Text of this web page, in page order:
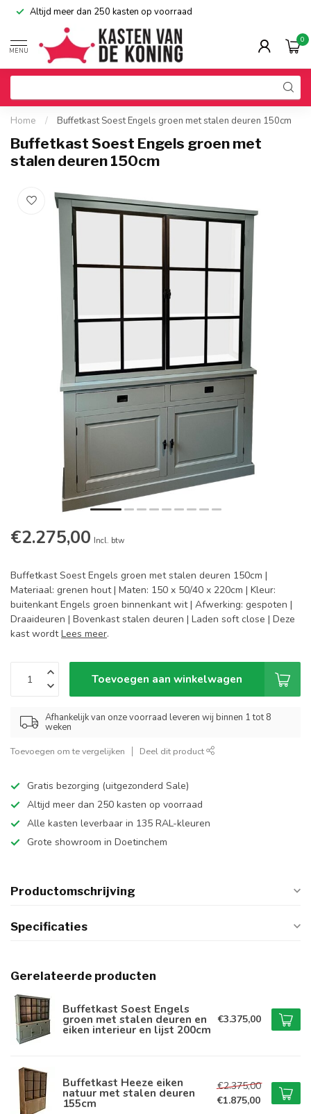
Altijd meer dan 250 kasten op voorraad
MENU
0
Home / Buffetkast Soest Engels groen met stalen deuren 150cm
Buffetkast Soest Engels groen met
stalen deuren 150cm
€2.275,00 Incl. btw
Buffetkast Soest Engels groen met stalen deuren 150cm |
Materiaal: grenen hout | Maten: 150 x 50/40 x 220cm | Kleur:
buitenkant Engels groen binnenkant wit | Afwerking: gespoten |
Draaideuren | Bovenkast stalen deuren | Laden soft close | Deze
kast wordtLees meer.
Toevoegen aan winkelwagen
Afhankelijk van onze voorraad leveren wij binnen 1 tot 8
weken
Toevoegen om te vergelijken Deel dit product
Gratis bezorging (uitgezonderd Sale)
Altijd meer dan 250 kasten op voorraad
Alle kasten leverbaar in 135 RAL-kleuren
Grote showroom in Doetinchem
Productomschrijving
Specificaties
Gerelateerde producten
Buffetkast Soest Engels
groen met stalen deuren en
eiken interieur en lijst 200cm
€3.375,00
Buffetkast Heeze eiken
natuur met stalen deuren
155cm
€2.375,00
€1.875,00